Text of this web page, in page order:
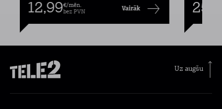
12,99€/mēn.
bez PVN
Vairāk
Uz augšu